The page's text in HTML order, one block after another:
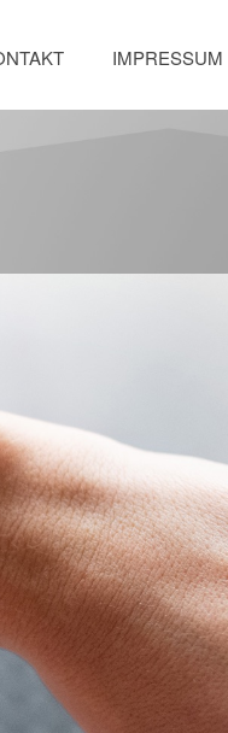
IMPRESSUM